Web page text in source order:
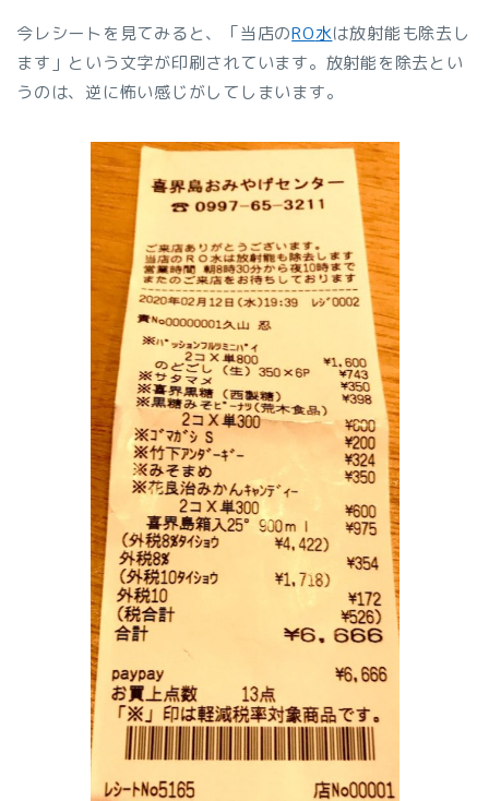
今レシートを見てみると、「当店のRO水は放射能も除去し
ます」という文字が印刷されています。放射能を除去とい
うのは、逆に怖い感じがしてしまいます。